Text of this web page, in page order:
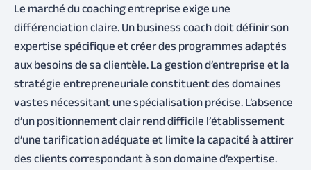
Le marché du coaching entreprise exige une
différenciation claire. Un business coach doit définir son
expertise spécifique et créer des programmes adaptés
aux besoins de sa clientèle. La gestion d’entreprise et la
stratégie entrepreneuriale constituent des domaines
vastes nécessitant une spécialisation précise. L’absence
d’un positionnement clair rend difficile l’établissement
d’une tarification adéquate et limite la capacité à attirer
des clients correspondant à son domaine d’expertise.